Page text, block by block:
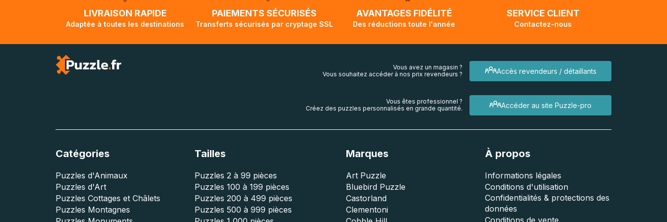
lorsque votre colis aura touché terre.
LIVRAISON RAPIDE
Adaptée à toutes les destinations
PAIEMENTS SÉCURISÉS
Transferts sécurisés par cryptage SSL
AVANTAGES FIDÉLITÉ
Des réductions toute l'année
SERVICE CLIENT
Contactez-nous
Accès revendeurs / détaillants
Vous avez un magasin ?
Vous souhaitez accéder à nos prix revendeurs ?
Accéder au site Puzzle-pro
Vous êtes professionnel ?
Créez des puzzles personnalisés en grande quantité.
Catégories
Puzzles d'Animaux
Puzzles d'Art
Puzzles Cottages et Châlets
Puzzles Montagnes
Tailles
Puzzles 2 à 99 pièces
Puzzles 100 à 199 pièces
Puzzles 200 à 499 pièces
Puzzles 500 à 999 pièces
Marques
Art Puzzle
Bluebird Puzzle
Castorland
Clementoni
À propos
Informations légales
Conditions d'utilisation
Confidentialités & protections des
données
Conditions de vente